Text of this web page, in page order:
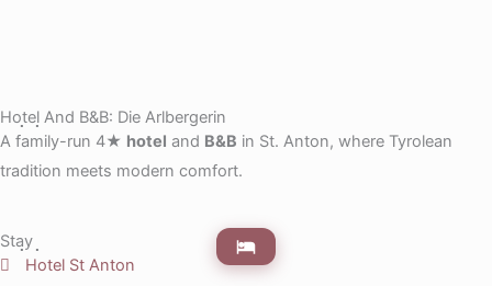
Hotel And B&B: Die Arlbergerin
A family-run 4★ hotel and B&B in St. Anton, where Tyrolean
tradition meets modern comfort.
Stay
Hotel St Anton